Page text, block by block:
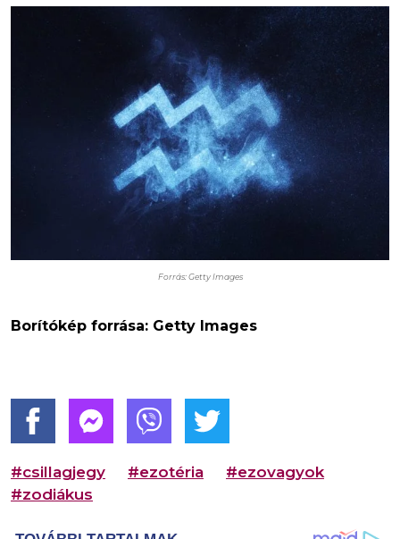
Forrás: Getty Images
Borítókép forrása: Getty Images
#csillagjegy #ezotéria
#ezovagyok
#zodiákus